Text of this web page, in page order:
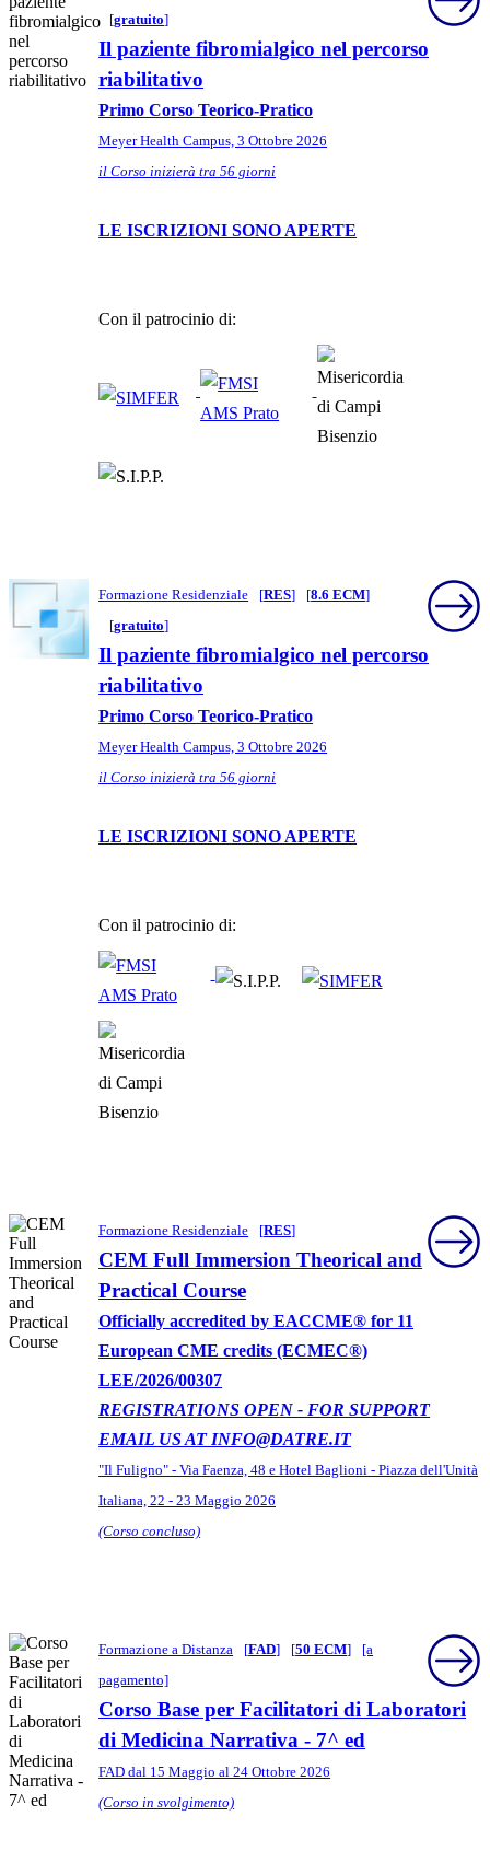
[gratuito]
Il paziente fibromialgico nel percorso
riabilitativo
Primo Corso Teorico-Pratico
Meyer Health Campus, 3 Ottobre 2026
il Corso inizierà tra 56 giorni
LE ISCRIZIONI SONO APERTE
Con il patrocinio di:
Formazione Residenziale [RES] [8.6 ECM]
[gratuito]
Il paziente fibromialgico nel percorso
riabilitativo
Primo Corso Teorico-Pratico
Meyer Health Campus, 3 Ottobre 2026
il Corso inizierà tra 56 giorni
LE ISCRIZIONI SONO APERTE
Con il patrocinio di:
Formazione Residenziale [RES]
CEM Full Immersion Theorical and
Practical Course
Officially accredited by EACCME® for 11
European CME credits (ECMEC®)
LEE/2026/00307
REGISTRATIONS OPEN - FOR SUPPORT
EMAIL US AT INFO@DATRE.IT
"Il Fuligno" - Via Faenza, 48 e Hotel Baglioni - Piazza dell'Unità
Italiana, 22 - 23 Maggio 2026
(Corso concluso)
Formazione a Distanza [FAD] [50 ECM]
[a
pagamento]
Corso Base per Facilitatori di Laboratori
di Medicina Narrativa - 7^ ed
FAD dal 15 Maggio al 24 Ottobre 2026
(Corso in svolgimento)